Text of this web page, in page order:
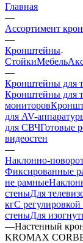
Главная
—
Ассортимент
—
Кронштейны
СтойкиМебель
—
Кронштейны для
Кронштейны для
мониторов
для AV-
для СВЧГотовые
видеостен
—
Наклонно-
Фиксированные
не рамные
стеныДля
кгС
стеныДля
—Настенный
KROMAX